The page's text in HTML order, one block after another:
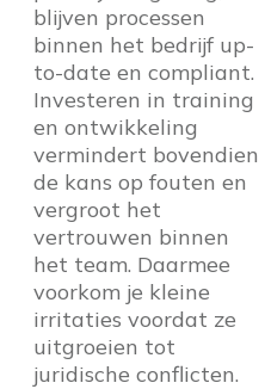
blijven processen
binnen het bedrijf up-
to-date en compliant.
Investeren in training
en ontwikkeling
vermindert bovendien
de kans op fouten en
vergroot het
vertrouwen binnen
het team. Daarmee
voorkom je kleine
irritaties voordat ze
uitgroeien tot
juridische conflicten.